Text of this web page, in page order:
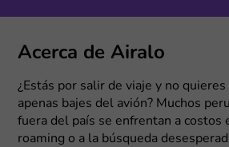
Acerca de Airalo
¿Estás por salir de viaje y no
apenas bajes del avión? Muchos
fuera del país se enfrentan a costos
roaming o a la búsqueda